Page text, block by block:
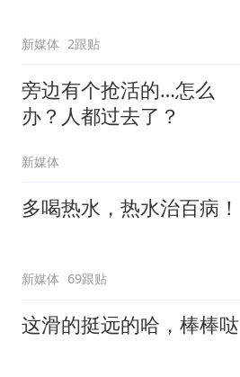
新媒体 2跟贴
旁边有个抢活的…怎么
办？人都过去了？
新媒体
多喝热水，热水治百病！
新媒体 69跟贴
这滑的挺远的哈，棒棒哒